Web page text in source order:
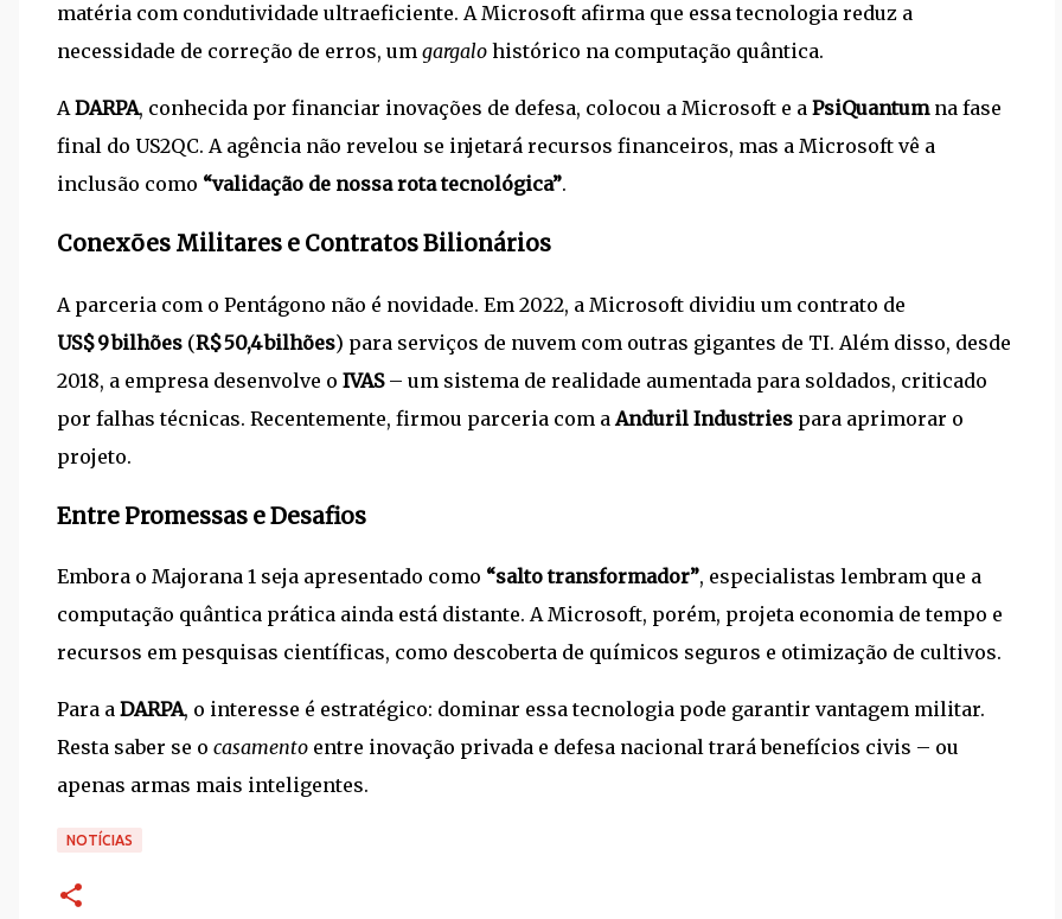
matéria com condutividade ultraeficiente. A Microsoft afirma que essa tecnologia reduz a
necessidade de correção de erros, um gargalo histórico na computação quântica.
ADARPA, conhecida por financiar inovações de defesa, colocou a Microsoft e a PsiQuantumna fase
final do US2QC. A agência não revelou se injetará recursos financeiros, mas a Microsoft vê a
inclusão como “validação de nossa rota tecnológica”.
Conexões Militares e Contratos Bilionários
A parceria com o Pentágono não é novidade. Em 2022, a Microsoft dividiu um contrato de
US$ 9 bilhões (R$ 50,4 bilhões) para serviços de nuvem com outras gigantes de TI. Além disso, desde
2018, a empresa desenvolve o IVAS– um sistema de realidade aumentada para soldados, criticado
por falhas técnicas. Recentemente, firmou parceria com a Anduril Industries para aprimorar o
projeto.
Entre Promessas e Desafios
Embora o Majorana 1 seja apresentado como “salto transformador”, especialistas lembram que a
computação quântica prática ainda está distante. A Microsoft, porém, projeta economia de tempo e
recursos em pesquisas científicas, como descoberta de químicos seguros e otimização de cultivos.
Para a DARPA, o interesse é estratégico: dominar essa tecnologia pode garantir vantagem militar.
Resta saber se o casamento entre inovação privada e defesa nacional trará benefícios civis – ou
apenas armas mais inteligentes.
NOTÍCIAS